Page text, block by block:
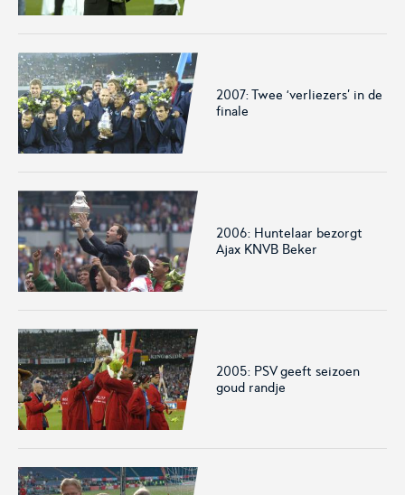
2007: Twee ‘verliezers’ in de
finale
2006: Huntelaar bezorgt
Ajax KNVB Beker
2005: PSV geeft seizoen
goud randje